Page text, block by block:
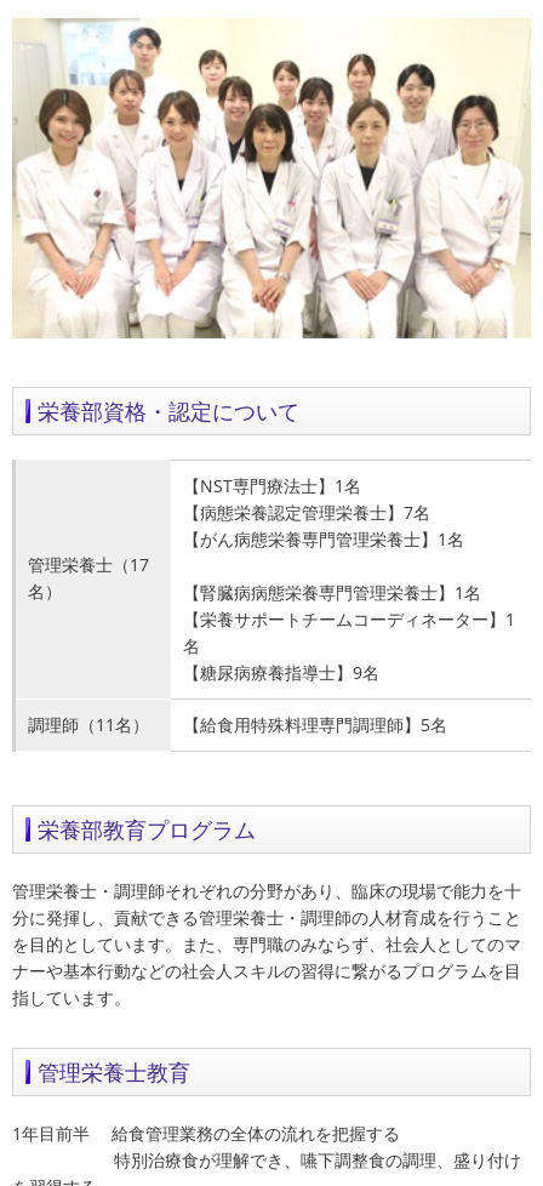
栄養部資格・認定について
管理栄養士（17
名）
【NST専門療法士】1名
【病態栄養認定管理栄養士】7名
【がん病態栄養専門管理栄養士】1名
【腎臓病病態栄養専門管理栄養士】1名
【栄養サポートチームコーディネーター】1
名
【糖尿病療養指導士】9名
調理師（11名） 【給食用特殊料理専門調理師】5名
栄養部教育プログラム
管理栄養士・調理師それぞれの分野があり、臨床の現場で能力を十
分に発揮し、貢献できる管理栄養士・調理師の人材育成を行うこと
を目的としています。また、専門職のみならず、社会人としてのマ
ナーや基本行動などの社会人スキルの習得に繋がるプログラムを目
指しています。
管理栄養士教育
1年目前半 給食管理業務の全体の流れを把握する
特別治療食が理解でき、嚥下調整食の調理、盛り付け